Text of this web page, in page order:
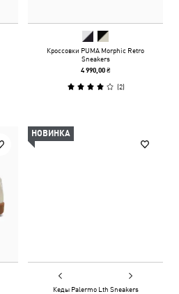
Кроссовки PUMA Morphic Retro
Sneakers
4 990,00 ₴
(2)
НОВИНКА
Кеды Palermo Lth Sneakers